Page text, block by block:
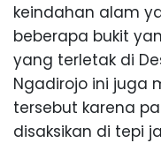
keindahan alam
beberapa bukit
yang terletak di
Ngadirojo ini juga
tersebut karena
disaksikan di tepi